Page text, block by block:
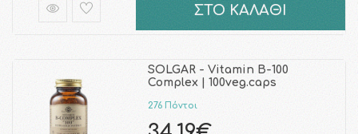
ΣΤΟ ΚΑΛΑΘΙ
SOLGAR - Vitamin B-100
Complex | 100veg.caps
276 Πόντοι